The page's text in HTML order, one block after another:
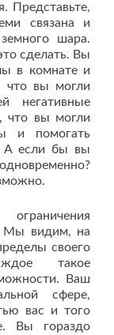
Представьте,
связана и
шара.
сделать. Вы
в комнате и
что вы могли
негативные
что вы могли
и помогать
А если бы вы
Мы видим, на
своего
такое
Ваш
сфере,
вас и того
Вы гораздо